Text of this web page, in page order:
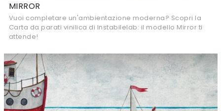
MIRROR
Vuoi completare un'ambientazione moderna? Scopri la
Carta da parati vinilica di Instabilelab: il modello Mirror ti
attende!